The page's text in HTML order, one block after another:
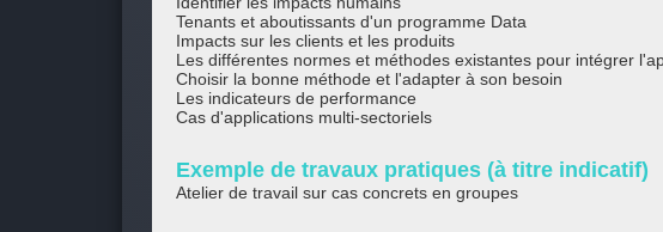
Tenants et aboutissants d'un programme Data
Impacts sur les clients et les produits
Les différentes normes et méthodes existantes pour intégrer
Choisir la bonne méthode et l'adapter à son besoin
Les indicateurs de performance
Cas d'applications multi-sectoriels
Exemple de travaux pratiques (à titre indicatif)
Atelier de travail sur cas concrets en groupes